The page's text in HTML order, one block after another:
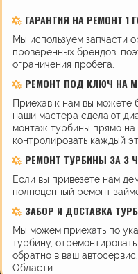
ГАРАНТИЯ НА РЕМОНТ 1
Мы используем запчасти
проверенных брендов,
ограничения пробега.
РЕМОНТ ПОД КЛЮЧ НА
Приехав к нам вы можете
наши мастера сделают
монтаж турбины прямо
контролировать каждый
РЕМОНТ ТУРБИНЫ ЗА 3
Если вы привезете нам
полноценный ремонт
ЗАБОР И ДОСТАВКА
Мы можем приехать по
турбину,
обратно в ваш
Области.